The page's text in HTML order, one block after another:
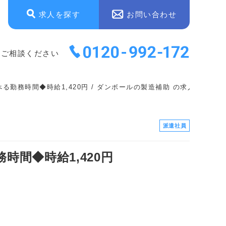
求人を探す お問い合わせ
相談ください
勤務時間◆時給1,420円 / ダンボールの製造補助 の求人情報
派遣社員
時間◆時給1,420円